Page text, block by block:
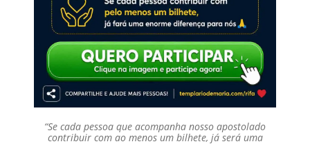
“Se cada pessoa que acompanha nosso apostolado
contribuir com ao menos um bilhete, já será uma